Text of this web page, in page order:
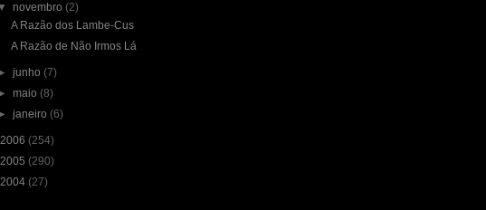
novembro (2)
A Razão dos Lambe-Cus
A Razão de Não Irmos Lá
junho (7)
maio (8)
janeiro (6)
2006 (254)
2005 (290)
2004 (27)